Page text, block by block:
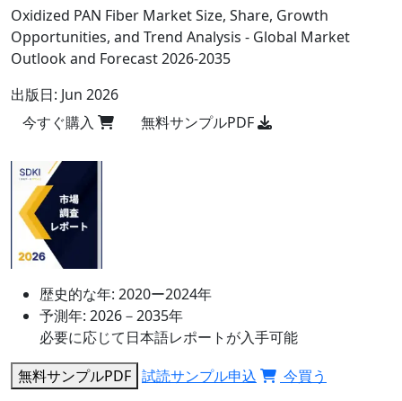
Oxidized PAN Fiber Market Size, Share, Growth
Opportunities, and Trend Analysis - Global Market
Outlook and Forecast 2026-2035
出版日: Jun 2026
今すぐ購入
無料サンプルPDF
歴史的な年: 2020ー2024年
予測年: 2026－2035年
必要に応じて日本語レポートが入手可能
無料サンプルPDF 試読サンプル申込 今買う